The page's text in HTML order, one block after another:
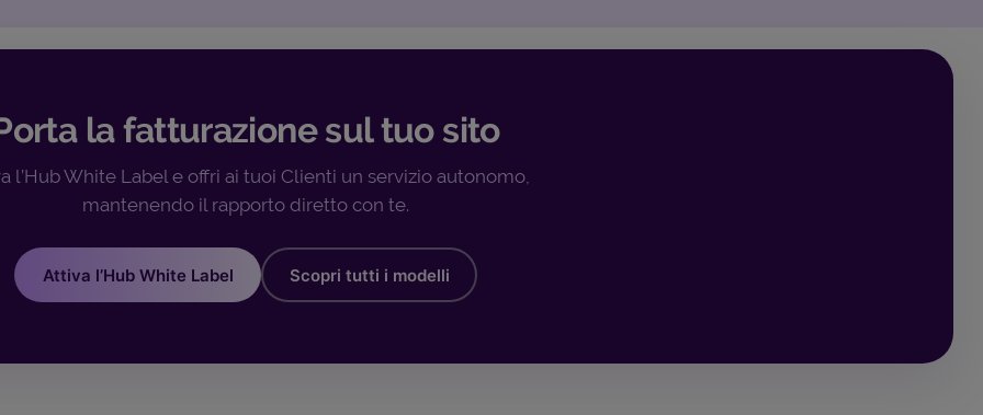
la fatturazione sul tuo sito
l’Hub White Label e offri ai tuoi Clienti un servizio autonomo,
mantenendo il rapporto diretto con te.
Attiva l’Hub White Label Scopri tutti i modelli